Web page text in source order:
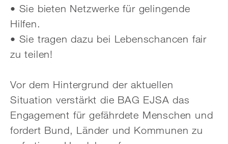
• Sie bieten Netzwerke für gelingende
Hilfen.
• Sie tragen dazu bei Lebenschancen fair
zu teilen!
Vor dem Hintergrund der aktuellen
Situation verstärkt die BAG EJSA das
Engagement für gefährdete Menschen und
fordert Bund, Länder und Kommunen zu